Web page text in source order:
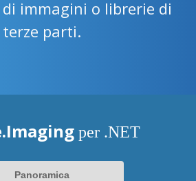
immagini o librerie di
terze parti.
per .NET
Panoramica